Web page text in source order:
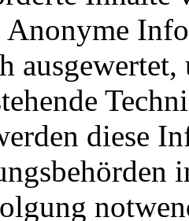
Anonyme
diese